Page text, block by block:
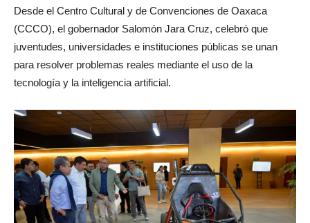
Desde el Centro Cultural y de Convenciones de Oaxaca
(CCCO), el gobernador Salomón Jara Cruz, celebró que
juventudes, universidades e instituciones públicas se unan
para resolver problemas reales mediante el uso de la
tecnología y la inteligencia artificial.